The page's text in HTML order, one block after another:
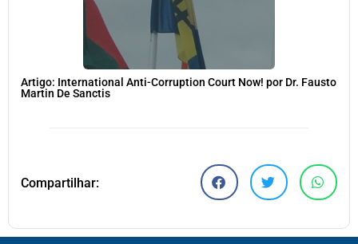
Artigo: International Anti-Corruption Court Now! por Dr. Fausto
Martin De Sanctis
Compartilhar: